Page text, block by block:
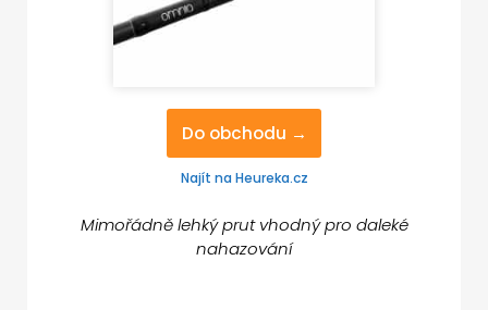
Do obchodu →
Najít na Heureka.cz
Mimořádně lehký prut vhodný pro daleké
nahazování